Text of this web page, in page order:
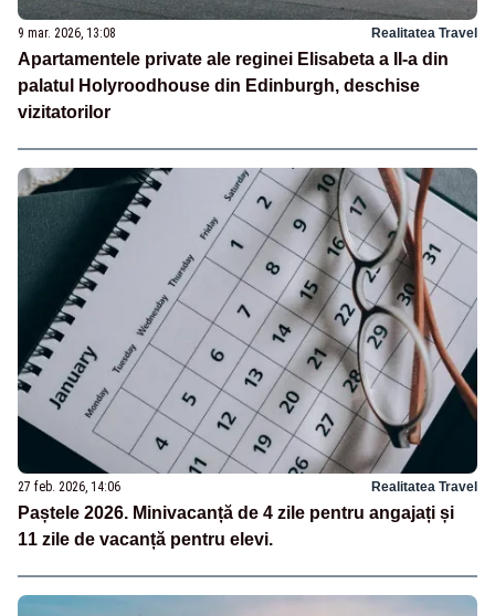
9 mar. 2026, 13:08 Realitatea Travel
Apartamentele private ale reginei Elisabeta a II-a din
palatul Holyroodhouse din Edinburgh, deschise
vizitatorilor
27 feb. 2026, 14:06 Realitatea Travel
Paștele 2026. Minivacanță de 4 zile pentru angajați și
11 zile de vacanță pentru elevi.